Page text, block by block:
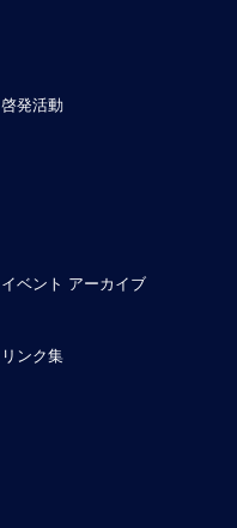
啓発活動
イベント アーカイブ
リンク集